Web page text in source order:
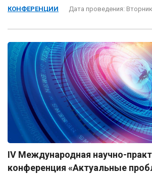
КОНФЕРЕНЦИИ Дата проведения:
ІV Международная научно-
конференция «Актуальные